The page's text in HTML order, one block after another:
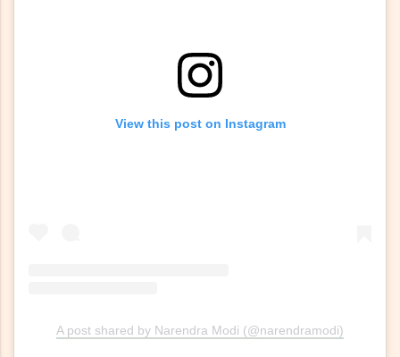
View this post on Instagram
A post shared by Narendra Modi (@narendramodi)